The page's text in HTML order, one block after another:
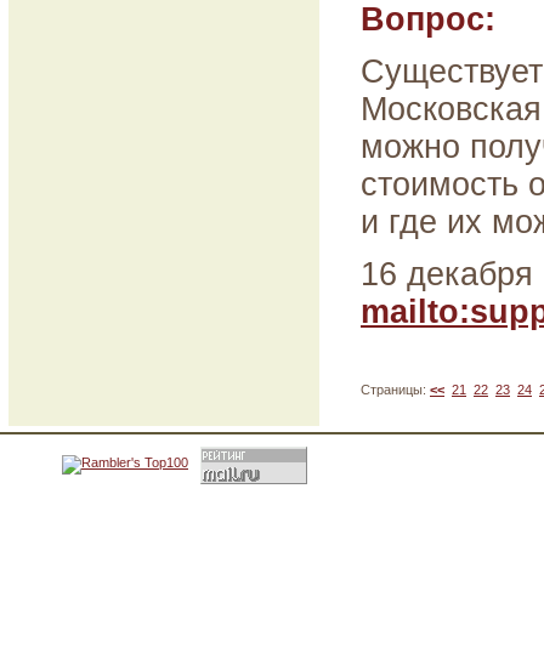
Вопрос:
можно
стоимость
и где их
16
Страницы: << 21 22 23 24